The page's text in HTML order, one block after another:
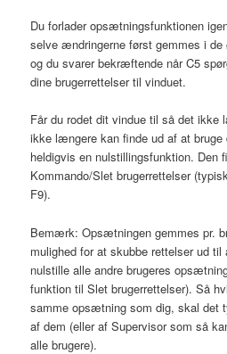
Du forlader opsætningsfunktionen
selve ændringerne først gemmes i
og du svarer bekræftende når C5
dine brugerrettelser til vinduet.
Får du rodet dit vindue til så det ikke
ikke længere kan finde ud af at bruge
heldigvis en nulstillingsfunktion. Den
Kommando/Slet brugerrettelser
F9).
Bemærk: Opsætningen gemmes pr.
mulighed for at skubbe rettelser ud til
nulstille alle andre brugeres
funktion til Slet brugerrettelser). Så
samme opsætning som dig, skal det
af dem (eller af Supervisor som så
alle brugere).